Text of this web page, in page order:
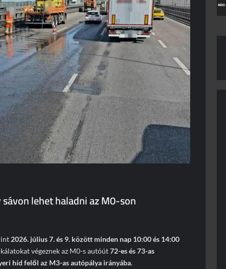
lehet haladni az M0-son
2026. július 7. és 9. között minden nap 10:00 és 14:00
végeznek az M0-s autóút72-es és 73-as
híd felől az M3-as autópálya irányába.